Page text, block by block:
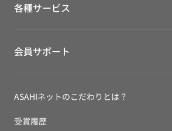
各種サービス
会員サポート
ASAHIネットのこだわりとは？
受賞履歴